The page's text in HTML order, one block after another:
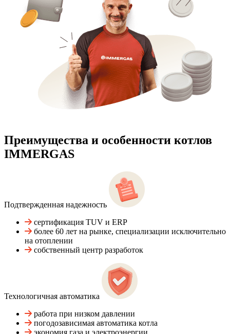
Преимущества и особенности котлов
IMMERGAS
Подтвержденная надежность
сертификация TUV и ERP
более 60 лет на рынке, специализации исключительно
на отоплении
собственный центр разработок
Технологичная автоматика
работа при низком давлении
погодозависимая автоматика котла